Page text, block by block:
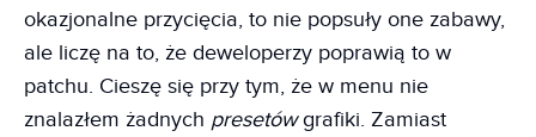
okazjonalne przycięcia, to nie popsuły one zabawy,
ale liczę na to, że deweloperzy poprawią to w
patchu. Cieszę się przy tym, że w menu nie
znalazłem żadnych presetówgrafiki. Zamiast